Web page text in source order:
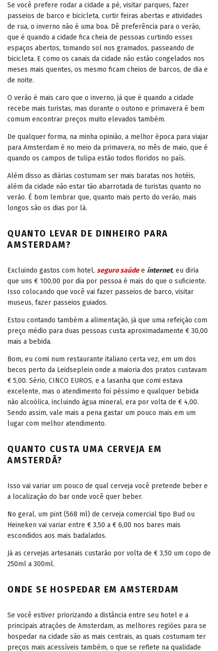
Se você prefere rodar a cidade a pé, visitar parques, fazer
passeios de barco e bicicleta, curtir feiras abertas e atividades
de rua, o inverno não é uma boa. Dê preferência para o verão,
que é quando a cidade fica cheia de pessoas curtindo esses
espaços abertos, tomando sol nos gramados, passeando de
bicicleta. E como os canais da cidade não estão congelados nos
meses mais quentes, os mesmo ficam cheios de barcos, de dia e
de noite.
O verão é mais caro que o inverno, já que é quando a cidade
recebe mais turistas, mas durante o outono e primavera é bem
comum encontrar preços muito elevados também.
De qualquer forma, na minha opinião, a melhor época para viajar
para Amsterdam é no meio da primavera, no mês de maio, que é
quando os campos de tulipa estão todos floridos no país.
Além disso as diárias costumam ser mais baratas nos hotéis,
além da cidade não estar tão abarrotada de turistas quanto no
verão. É bom lembrar que, quanto mais perto do verão, mais
longos são os dias por lá.
QUANTO LEVAR DE DINHEIRO PARA
AMSTERDAM?
Excluindo gastos com hotel, seguro saúdee internet, eu diria
que uns € 100,00 por dia por pessoa é mais do que o suficiente.
Isso colocando que você vai fazer passeios de barco, visitar
museus, fazer passeios guiados.
Estou contando também a alimentação, já que uma refeição com
preço médio para duas pessoas custa aproximadamente € 30,00
mais a bebida.
Bom, eu comi num restaurante italiano certa vez, em um dos
becos perto da Leidseplein onde a maioria dos pratos custavam
€ 5,00. Sério, CINCO EUROS, e a lasanha que comi estava
excelente, mas o atendimento foi péssimo e qualquer bebida
não alcoólica, incluindo água mineral, era por volta de € 4,00.
Sendo assim, vale mais a pena gastar um pouco mais em um
lugar com melhor atendimento.
QUANTO CUSTA UMA CERVEJA EM
AMSTERDÃ?
Isso vai variar um pouco de qual cerveja você pretende beber e
a localização do bar onde você quer beber.
No geral, um pint (568 ml) de cerveja comercial tipo Bud ou
Heineken vai variar entre € 3,50 a € 6,00 nos bares mais
escondidos aos mais badalados.
Já as cervejas artesanais custarão por volta de € 3,50 um copo de
250ml a 300ml.
ONDE SE HOSPEDAR EM AMSTERDAM
Se você estiver priorizando a distância entre seu hotel e a
principais atrações de Amsterdam, as melhores regiões para se
hospedar na cidade são as mais centrais, as quais costumam ter
preços mais acessíveis também, o que se reflete na qualidade